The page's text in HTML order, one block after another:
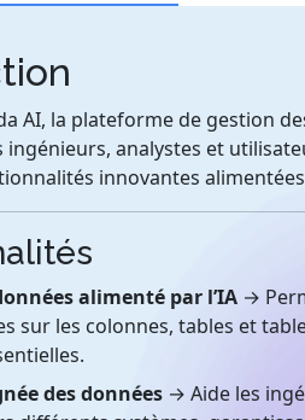
AI, la plateforme de gestion
ingénieurs, analystes et
innovantes
alimenté par l’IA →
sur les colonnes, tables et
des données → Aide les